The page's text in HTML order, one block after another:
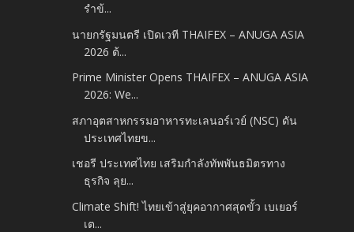
รำข้...
นายกรัฐมนตรี เปิดเวที THAIFEX – ANUGA ASIA
2026 ต้...
Prime Minister Opens THAIFEX – ANUGA ASIA
2026: We...
สภาอุตสาหกรรมอาหารทะเลนอร์เวย์ (NSC) ดัน
ประเทศไทยข...
เชอรี ประเทศไทย เสริมกำลังทัพพันธมิตรทาง
ธุรกิจ ลุย...
Climate Shift! ไทยเข้าสู่ยุคอากาศสุดขั้ว เบเยอร์
เต...